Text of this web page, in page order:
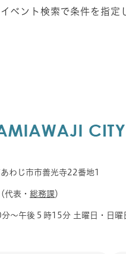
ベント検索で条件を指定
わじ市市善光寺22番地1
表・ 総務課）
～午後５時15分 土曜日・日